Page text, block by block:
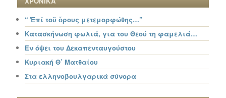
“ Ἐπί τοῦ ὄρους μετεμορφώθης…”
Κατασκήνωση φωλιά, για του Θεού τη φαμελιά…
Εν όψει του Δεκαπενταυγούστου
Κυριακή Θ΄ Ματθαίου
Στα ελληνοβουλγαρικά σύνορα